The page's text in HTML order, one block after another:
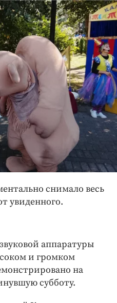
снимало весь
увиденного.
аппаратуры
и громком
на
субботу.